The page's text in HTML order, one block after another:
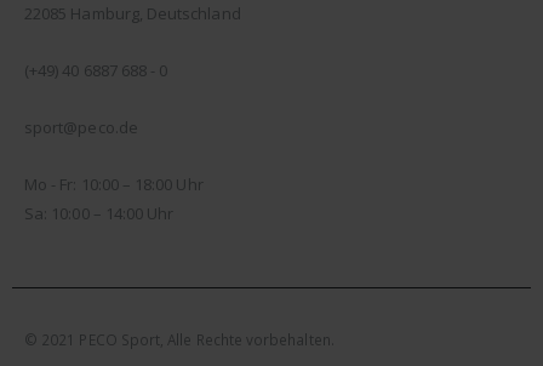
22085 Hamburg, Deutschland
(+49) 40 6887 688 - 0
sport@peco.de
Mo - Fr: 10:00 – 18:00 Uhr
Sa: 10:00 – 14:00 Uhr
© 2021 PECO Sport, Alle Rechte vorbehalten.